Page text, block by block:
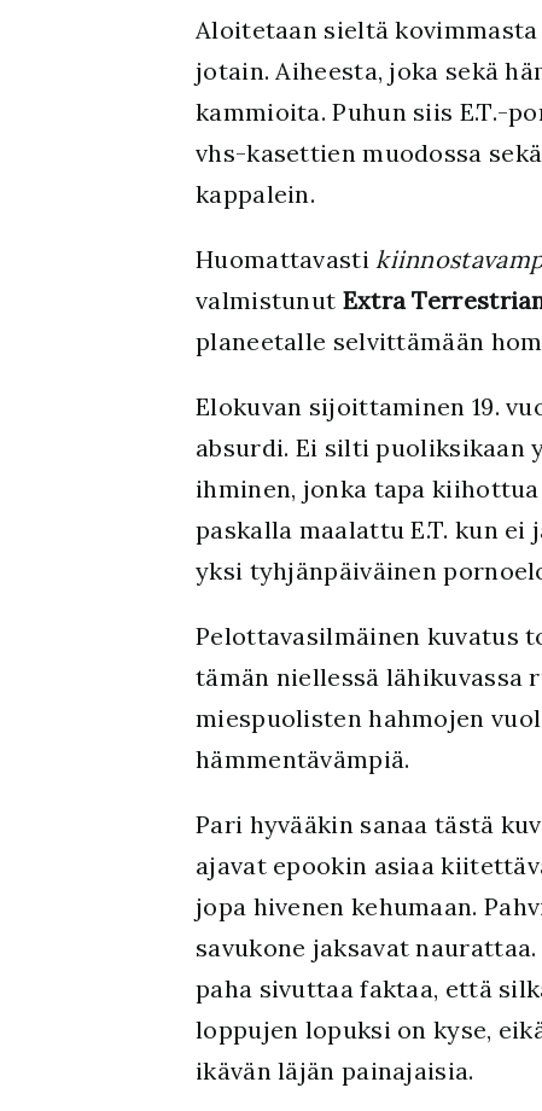
Aloitetaan sieltä
jotain. Aiheesta, joka sekä
kammioita. Puhun siis E.T.-
vhs-kasettien muodossa
kappalein.
Huomattavasti
valmistunut Extra
planeetalle selvittämään
Elokuvan sijoittaminen 19.
absurdi. Ei silti puoliksikaan
ihminen, jonka tapa
paskalla maalattu E.T. kun
yksi tyhjänpäiväinen
Pelottavasilmäinen kuvatus
tämän niellessä
miespuolisten hahmojen
hämmentävämpiä.
Pari hyvääkin sanaa tästä
ajavat epookin asiaa
jopa hivenen kehumaan.
savukone jaksavat
paha sivuttaa faktaa, että
loppujen lopuksi on kyse,
ikävän läjän painajaisia.